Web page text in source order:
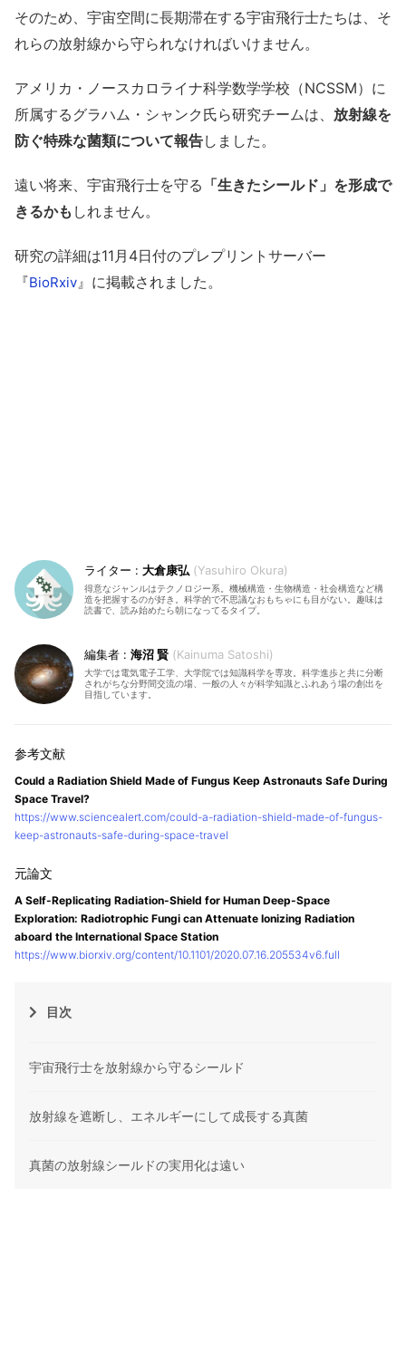
そのため、宇宙空間に長期滞在する宇宙飛行士たちは、そ
れらの放射線から守られなければいけません。
アメリカ・ノースカロライナ科学数学学校（NCSSM）に
所属するグラハム・シャンク氏ら研究チームは、 放射線を
防ぐ特殊な菌類について報告しました。
遠い将来、宇宙飛行士を守る 「生きたシールド」を形成で
きるかも しれません。
研究の詳細は11月4日付のプレプリントサーバー
『BioRxiv』に掲載されました。
大倉康弘 Yasuhiro Okura
得意なジャンルはテクノロジー系。機械構造・生物構造・社会構造など構
造を把握するのが好き。科学的で不思議なおもちゃにも目がない。趣味は
読書で、読み始めたら朝になってるタイプ。
海沼 賢 Kainuma Satoshi
大学では電気電子工学、大学院では知識科学を専攻。科学進歩と共に分断
されがちな分野間交流の場、一般の人々が科学知識とふれあう場の創出を
目指しています。
Could a Radiation Shield Made of Fungus Keep Astronauts Safe During
Space Travel?
https://www.sciencealert.com/could-a-radiation-shield-made-of-fungus-
keep-astronauts-safe-during-space-travel
A Self-Replicating Radiation-Shield for Human Deep-Space
Exploration: Radiotrophic Fungi can Attenuate Ionizing Radiation
aboard the International Space Station
https://www.biorxiv.org/content/10.1101/2020.07.16.205534v6.full
目次
宇宙飛行士を放射線から守るシールド
放射線を遮断し、エネルギーにして成長する真菌
真菌の放射線シールドの実用化は遠い